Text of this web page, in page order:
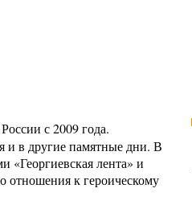
с 2009 года.
и в другие памятные дни. В
«Георгиевская лента» и
отношения к героическому